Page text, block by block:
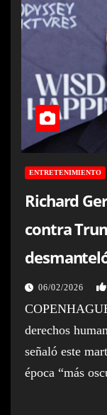
ENTRETENIMIENTO
Richard
contra
06/02/2026
derechos
señaló este
época “más